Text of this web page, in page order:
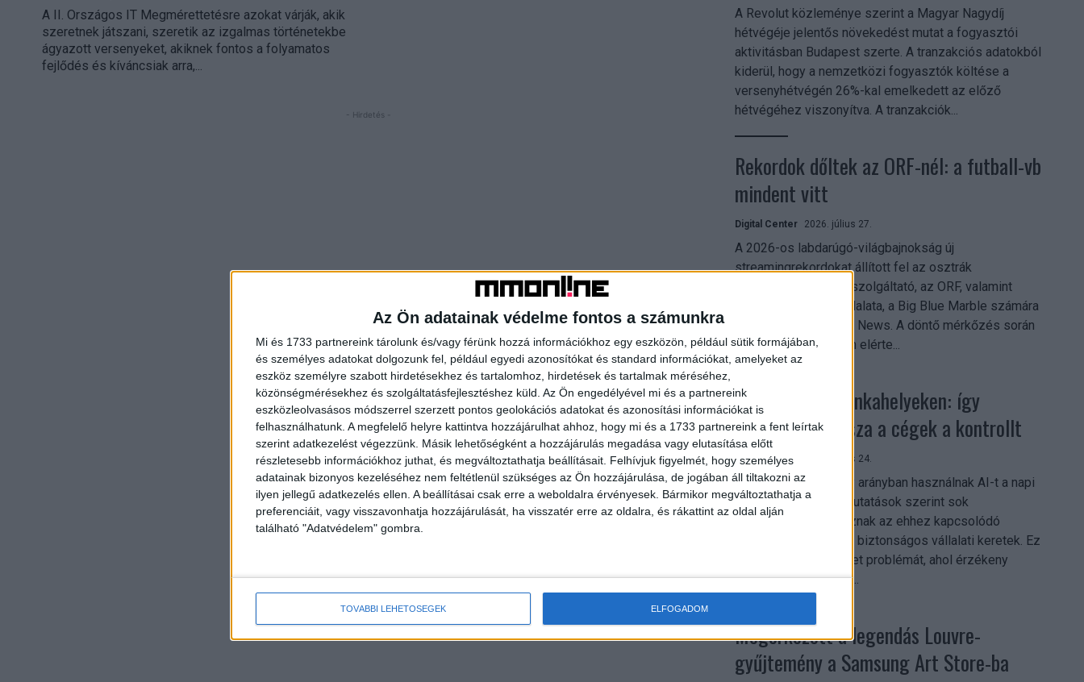
Az Ön adatainak védelme fontos a számunkra
Mi és 1733 partnereink tárolunk és/vagy férünk hozzá információkhoz egy eszközön, például sütik formájában,
és személyes adatokat dolgozunk fel, például egyedi azonosítókat és standard információkat, amelyeket az
eszköz személyre szabott hirdetésekhez és tartalomhoz, hirdetések és tartalmak méréséhez,
közönségmérésekhez és szolgáltatásfejlesztéshez küld. Az Ön engedélyével mi és a partnereink
eszközleolvasásos módszerrel szerzett pontos geolokációs adatokat és azonosítási információkat is
felhasználhatunk. A megfelelő helyre kattintva hozzájárulhat ahhoz, hogy mi és a 1733 partnereink a fent leírtak
szerint adatkezelést végezzünk. Másik lehetőségként a hozzájárulás megadása vagy elutasítása előtt
részletesebb információkhoz juthat, és megváltoztathatja beállításait. Felhívjuk figyelmét, hogy személyes
adatainak bizonyos kezeléséhez nem feltétlenül szükséges az Ön hozzájárulása, de jogában áll tiltakozni az
ilyen jellegű adatkezelés ellen. A beállításai csak erre a weboldalra érvényesek. Bármikor megváltoztathatja a
preferenciáit, vagy visszavonhatja hozzájárulását, ha visszatér erre az oldalra, és rákattint az oldal alján
található "Adatvédelem" gombra.
TOVÁBBI LEHETŐSÉGEK ELFOGADOM
A II. Országos IT Megmérettetésre azokat várják, akik
szeretnek játszani, szeretik az izgalmas történetekbe
ágyazott versenyeket, akiknek fontos a folyamatos
fejlődés és kíváncsiak arra,...
- Hirdetés -
A Revolut közleménye szerint a Magyar Nagydíj
hétvégéje jelentős növekedést mutat a fogyasztói
aktivitásban Budapest szerte. A tranzakciós adatokból
kiderül, hogy a nemzetközi fogyasztók költése a
versenyhétvégén 26%-kal emelkedett az előző
hétvégéhez viszonyítva. A tranzakciók...
Rekordok dőltek az ORF-nél: a futball-vb
mindent vitt
Digital Center 2026. július 27.
A 2026-os labdarúgó-világbajnokság új
streamingrekordokat állított fel az osztrák
közszolgálati műsorszolgáltató, az ORF, valamint
technológiai leányvállalata, a Big Blue Marble számára
– írja a Broadband TV News. A döntő mérkőzés során
az átlagos nézőszám elérte...
Shadow AI a munkahelyeken: így
szerezhetik vissza a cégek a kontrollt
Digital Center 2026. július 24.
A munkavállalók nagy arányban használnak AI-t a napi
munkában, ám friss kutatások szerint sok
szervezetnél hiányoznak az ehhez kapcsolódó
világos irányelvek és biztonságos vállalati keretek. Ez
különösen ott jelenthet problémát, ahol érzékeny
üzleti információkkal...
Megérkezett a legendás Louvre-
gyűjtemény a Samsung Art Store-ba